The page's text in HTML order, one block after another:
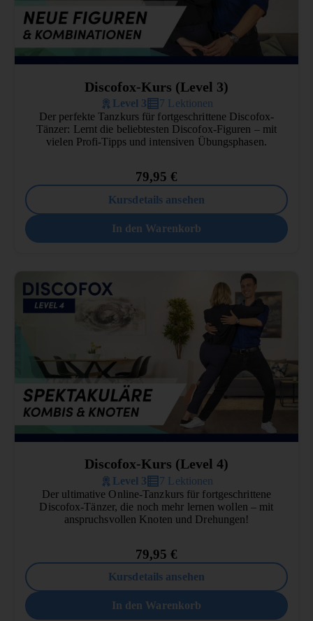
Discofox-Kurs (Level 3)
Level 3
7 Lektionen
Der perfekte Tanzkurs für fortgeschrittene Discofox-
Tänzer: Lernt die beliebtesten Discofox-Figuren – mit
vielen Profi-Tipps und intensiven Übungsphasen.
79,95€
Kursdetails ansehen
In den Warenkorb
Discofox-Kurs (Level 4)
Level 3
7 Lektionen
Der ultimative Online-Tanzkurs für fortgeschrittene
Discofox-Tänzer, die noch mehr lernen wollen – mit
anspruchsvollen Knoten und Drehungen!
79,95€
Kursdetails ansehen
In den Warenkorb